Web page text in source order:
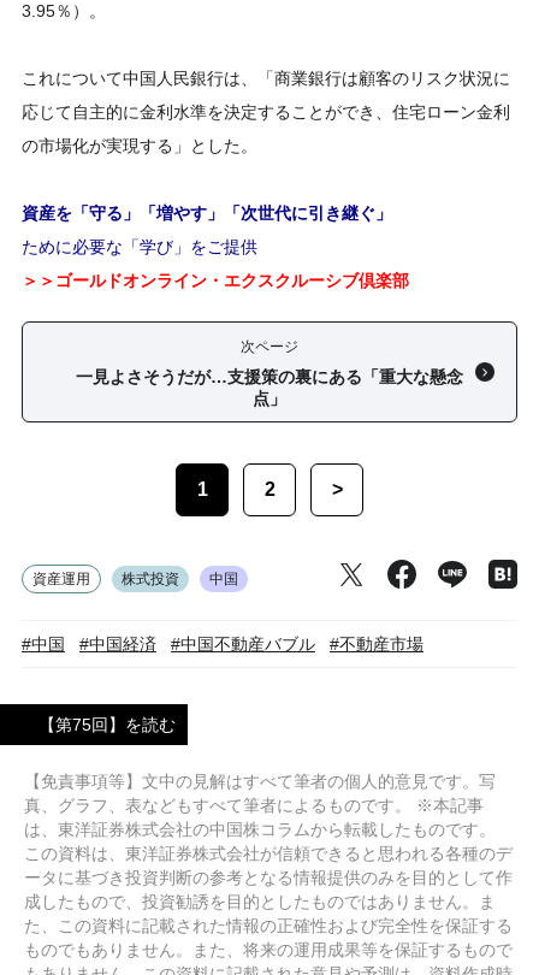
3.95％）。
これについて中国人民銀行は、「商業銀行は顧客のリスク状況に
応じて自主的に金利水準を決定することができ、住宅ローン金利
の市場化が実現する」とした。
資産を「守る」「増やす」「次世代に引き継ぐ」
ために必要な「学び」をご提供
＞＞ゴールドオンライン・エクスクルーシブ倶楽部
次ページ
一見よさそうだが…支援策の裏にある「重大な懸念
点」
1 2 >
資産運用 株式投資 中国
#中国 #中国経済 #中国不動産バブル #不動産市場
【第75回】を読む
【免責事項等】文中の見解はすべて筆者の個人的意見です。写
真、グラフ、表などもすべて筆者によるものです。 ※本記事
は、東洋証券株式会社の中国株コラムから転載したものです。
この資料は、東洋証券株式会社が信頼できると思われる各種のデ
ータに基づき投資判断の参考となる情報提供のみを目的として作
成したもので、投資勧誘を目的としたものではありません。ま
た、この資料に記載された情報の正確性および完全性を保証する
ものでもありません。また、将来の運用成果等を保証するもので